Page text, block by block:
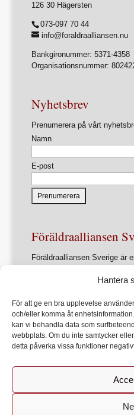
Hantera
För att ge en bra upplevelse
och/eller komma åt
kan vi behandla data som
webbplats. Om du inte samtycker
detta påverka vissa funktioner
126 30 Hägersten
073-097 70 44
info@foraldraalliansen.nu
Bankgironummer: 5371-4358
Organisationsnummer:
Nyhetsbrev
Prenumerera på vårt
Namn
E-post
Föräldraalliansen
Föräldraalliansen Sverige är
föräldrasammanslutningar.
Förbundets övergripande
föräldraperspektiv verka för
som främjar varje barns
hälsa
Om